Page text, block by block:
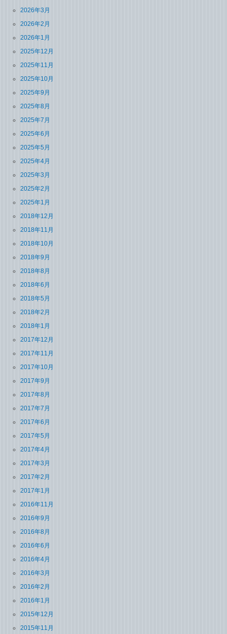
2026年3月
2026年2月
2026年1月
2025年12月
2025年11月
2025年10月
2025年9月
2025年8月
2025年7月
2025年6月
2025年5月
2025年4月
2025年3月
2025年2月
2025年1月
2018年12月
2018年11月
2018年10月
2018年9月
2018年8月
2018年6月
2018年5月
2018年2月
2018年1月
2017年12月
2017年11月
2017年10月
2017年9月
2017年8月
2017年7月
2017年6月
2017年5月
2017年4月
2017年3月
2017年2月
2017年1月
2016年11月
2016年9月
2016年8月
2016年6月
2016年4月
2016年3月
2016年2月
2016年1月
2015年12月
2015年11月